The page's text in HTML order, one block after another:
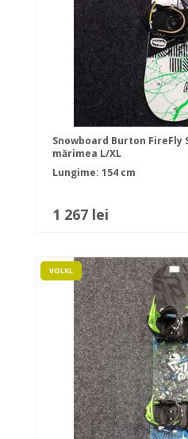
Snowboard Burton
mărimea L/XL
Lungime: 154 cm
1 267 lei
VOLKL